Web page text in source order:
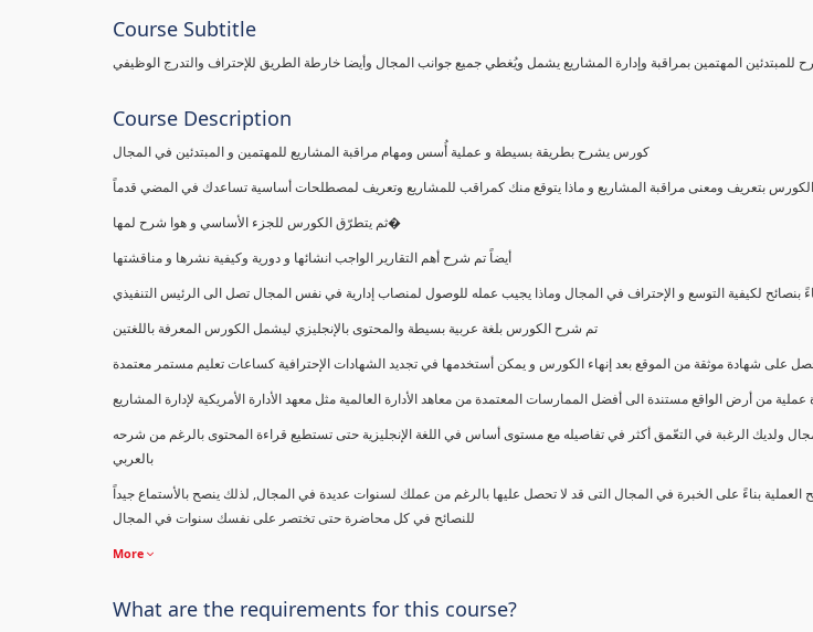
Course Subtitle
للمبتدئين المهتمين بمراقبة وإدارة المشاريع يشمل ويُغطي جميع جوانب المجال وأيضا خارطة الطريق للإحتراف والتدرج الوظيفي
Course Description
كورس يشرح بطريقة بسيطة و عملية أُسس ومهام مراقبة المشاريع للمهتمين و المبتدئين في المجال
الكورس بتعريف ومعنى مراقبة المشاريع و ماذا يتوقع منك كمراقب للمشاريع وتعريف لمصطلحات أساسية تساعدك في المضي قدماً
ثم يتطرّق الكورس للجزء الأساسي و هوا شرح لمها�
أيضاً تم شرح أهم التقارير الواجب انشائها و دورية وكيفية نشرها و مناقشتها
بنصائح لكيفية التوسع و الإحتراف في المجال وماذا يجيب عمله للوصول لمنصاب إدارية في نفس المجال تصل الى الرئيس التنفيذي
تم شرح الكورس بلغة عربية بسيطة والمحتوى بالإنجليزي ليشمل الكورس المعرفة باللغتين
على شهادة موثقة من الموقع بعد إنهاء الكورس و يمكن أستخدمها في تجديد الشهادات الإحترافية كساعات تعليم مستمر معتمدة
من أرض الواقع مستندة الى أفضل الممارسات المعتمدة من معاهد الأدارة العالمية مثل معهد الأدارة الأمريكية لإدارة المشاريع
ولديك الرغبة في التعّمق أكثر في تفاصيله مع مستوى أساس في اللغة الإنجليزية حتى تستطيع قراءة المحتوى بالرغم من شرحه
بالعربي
بناءً على الخبرة في المجال التى قد لا تحصل عليها بالرغم من عملك لسنوات عديدة في المجال, لذلك ينصح بالأستماع جيداً
للنصائح في كل محاضرة حتى تختصر على نفسك سنوات في المجال
More
What are the requirements for this course?